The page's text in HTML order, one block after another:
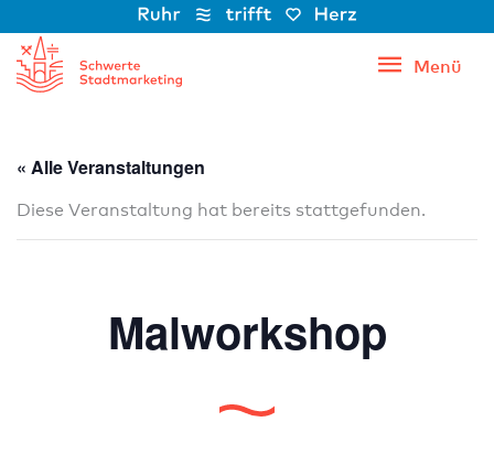
Inhalt
springen
Menü
Menü
« Alle Veranstaltungen
Diese Veranstaltung hat bereits stattgefunden.
Malworkshop